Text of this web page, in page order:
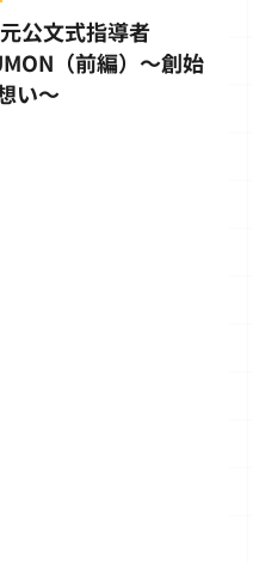
公文式指導者
（前編）～創始
い～